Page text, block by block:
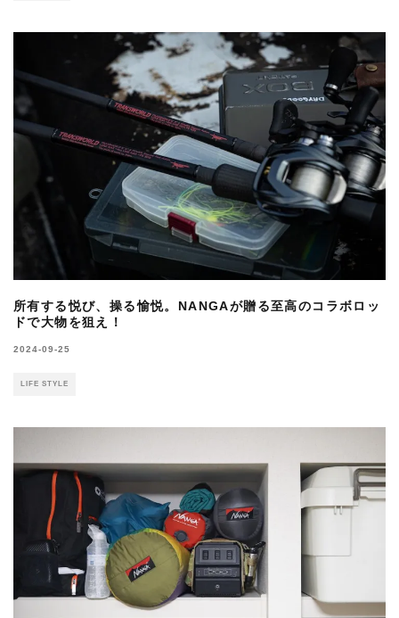
所有する悦び、操る愉悦。NANGAが贈る至高のコラボロッ
ドで大物を狙え！
2024-09-25
LIFE STYLE